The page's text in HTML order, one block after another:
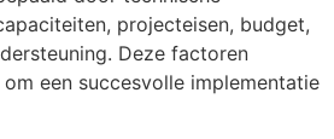
projecteisen, budget,
Deze factoren
een succesvolle implementatie